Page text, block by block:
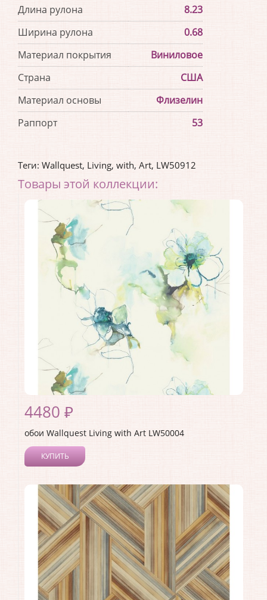
Длина рулона
8.23
Ширина рулона
0.68
Материал покрытия
Виниловое
Страна
США
Материал основы
Флизелин
Раппорт
53
Теги: Wallquest, Living, with, Art, LW50912
Товары этой коллекции:
4480 ₽
обои Wallquest Living with Art LW50004
КУПИТЬ
Коллекция:Living with Art
Длина рулона: 8.23
Ширина рулона:0.68
Материал покрытия:Акриловое
Страна:США
Материал основы:
Бумага
Раппорт:53